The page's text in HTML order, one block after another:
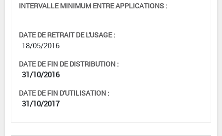
INTERVALLE MINIMUM ENTRE APPLICATIONS :
-
DATE DE RETRAIT DE L'USAGE :
18/05/2016
DATE DE FIN DE DISTRIBUTION :
31/10/2016
DATE DE FIN D'UTILISATION :
31/10/2017